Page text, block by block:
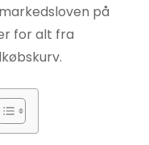
på
for alt fra